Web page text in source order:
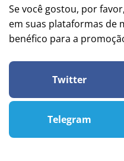
Se você gostou, por
em suas plataformas de
benéfico para a
Twitter
Telegram